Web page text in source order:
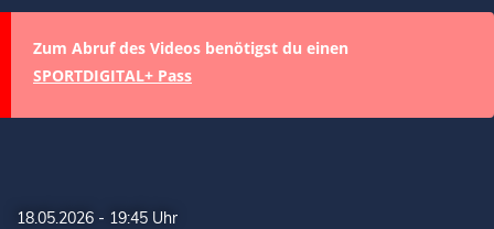
Zum Abruf des Videos benötigst du einen
SPORTDIGITAL+ Pass
18.05.2026 - 19:45 Uhr